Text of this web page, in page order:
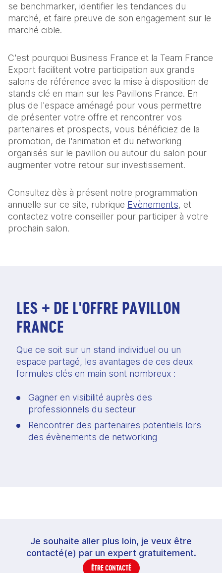
se benchmarker, identifier les tendances du
marché, et faire preuve de son engagement sur le
marché cible.
C'est pourquoi Business France et la Team France
Export facilitent votre participation aux grands
salons de référence avec la mise à disposition de
stands clé en main sur les Pavillons France. En
plus de l'espace aménagé pour vous permettre
de présenter votre offre et rencontrer vos
partenaires et prospects, vous bénéficiez de la
promotion, de l'animation et du networking
organisés sur le pavillon ou autour du salon pour
augmenter votre retour sur investissement.
Consultez dès à présent notre programmation
annuelle sur ce site, rubrique Evènements, et
contactez votre conseiller pour participer à votre
prochain salon.
LES + DE L'OFFRE PAVILLON
FRANCE
Que ce soit sur un stand individuel ou un
espace partagé, les avantages de ces deux
formules clés en main sont nombreux :
Gagner en visibilité auprès des
professionnels du secteur
Rencontrer des partenaires potentiels lors
des évènements de networking
Je souhaite aller plus loin, je veux être
contacté(e) par un expert gratuitement.
ÊTRE CONTACTÉ